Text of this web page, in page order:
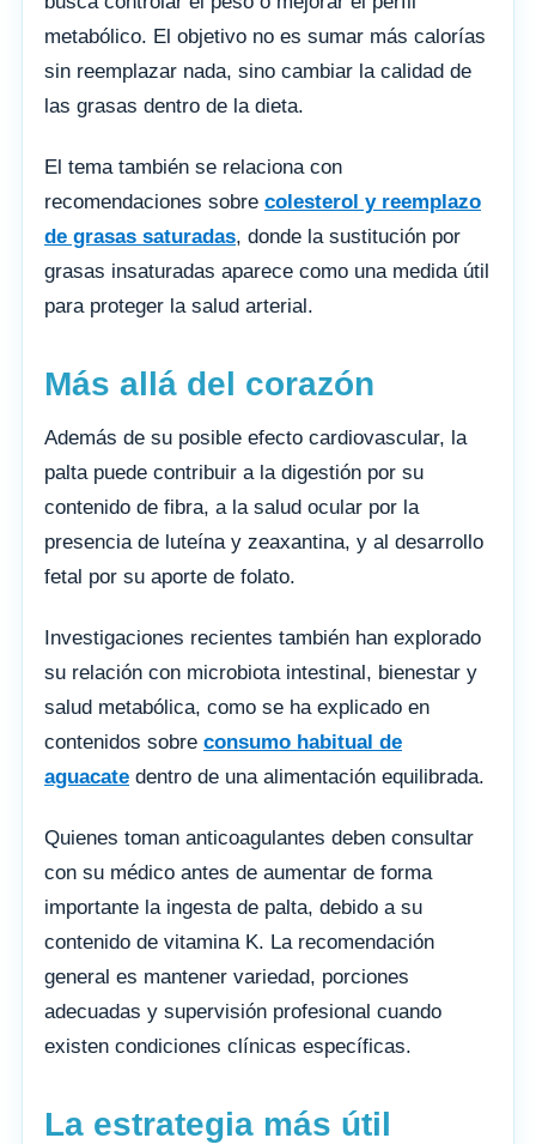
metabólico. El objetivo no es sumar más calorías
sin reemplazar nada, sino cambiar la calidad de
las grasas dentro de la dieta.
El tema también se relaciona con
recomendaciones sobre colesterol y reemplazo
de grasas saturadas, donde la sustitución por
grasas insaturadas aparece como una medida útil
para proteger la salud arterial.
Más allá del corazón
Además de su posible efecto cardiovascular, la
palta puede contribuir a la digestión por su
contenido de fibra, a la salud ocular por la
presencia de luteína y zeaxantina, y al desarrollo
fetal por su aporte de folato.
Investigaciones recientes también han explorado
su relación con microbiota intestinal, bienestar y
salud metabólica, como se ha explicado en
contenidos sobre consumo habitual de
aguacate dentro de una alimentación equilibrada.
Quienes toman anticoagulantes deben consultar
con su médico antes de aumentar de forma
importante la ingesta de palta, debido a su
contenido de vitamina K. La recomendación
general es mantener variedad, porciones
adecuadas y supervisión profesional cuando
existen condiciones clínicas específicas.
La estrategia más útil